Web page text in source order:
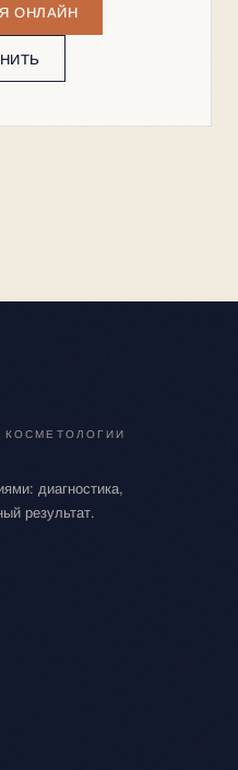
ОНЛАЙН
диагностика,
результат.